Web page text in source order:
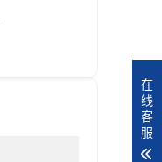
在
线
客
服